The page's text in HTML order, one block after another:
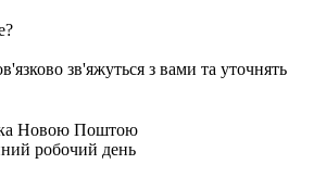
зв'яжуться з вами та уточнять
Новою Поштою
робочий день